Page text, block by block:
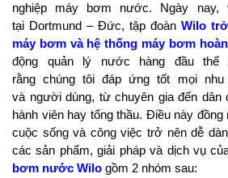
nghiệp máy bơm nước. Ngày
tại Dortmund – Đức, tập đoàn Wilo
máy bơm và hệ thống máy bơm
động quản lý nước hàng đầu thế
rằng chúng tôi đáp ứng tốt mọi
và người dùng, từ chuyên gia đến dân
hành viên hay tổng thầu. Điều này
cuộc sống và công việc trở nên dễ
các sản phẩm, giải pháp và dịch vụ
bơm nước Wilo gồm 2 nhóm sau: